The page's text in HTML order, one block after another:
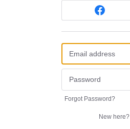
Forgot Password?
New here?